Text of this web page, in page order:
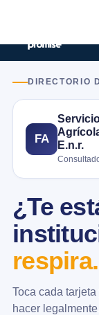
DIRECTORIO
FA
E.n.r.
¿Te
respira.
Toca cada
hacer